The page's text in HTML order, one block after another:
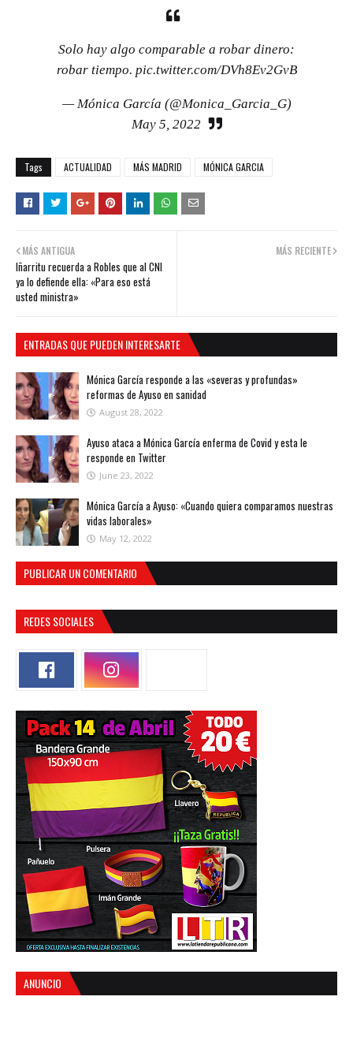
Solo hay algo comparable a robar dinero:
robar tiempo. pic.twitter.com/DVh8Ev2GvB
— Mónica García (@Monica_Garcia_G)
May 5, 2022
Tags ACTUALIDAD MÁS MADRID MÓNICA GARCIA
MÁS RECIENTE
MÁS ANTIGUA
Iñarritu recuerda a Robles que al CNI
ya lo defiende ella: «Para eso está
usted ministra»
ENTRADAS QUE PUEDEN INTERESARTE
Mónica García responde a las «severas y profundas»
reformas de Ayuso en sanidad
August 28, 2022
Ayuso ataca a Mónica García enferma de Covid y esta le
responde en Twitter
June 23, 2022
Mónica García a Ayuso: «Cuando quiera comparamos nuestras
vidas laborales»
May 12, 2022
PUBLICAR UN COMENTARIO
REDES SOCIALES
ANUNCIO